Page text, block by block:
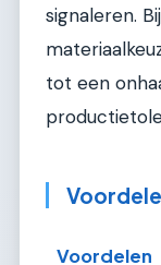
signaleren.
tot een
Voordelen